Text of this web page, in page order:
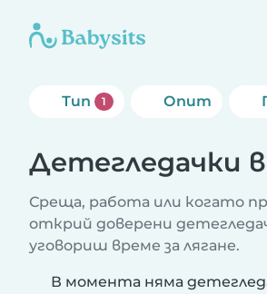
Тип 1 Опит
Детегледачки
Среща, работа или когато
открий доверени
уговориш време за лягане.
В момента няма